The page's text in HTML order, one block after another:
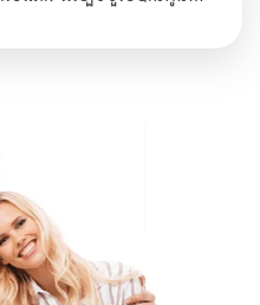
រតែចាប់ផ្ដើមតាំងពីមុនពេល